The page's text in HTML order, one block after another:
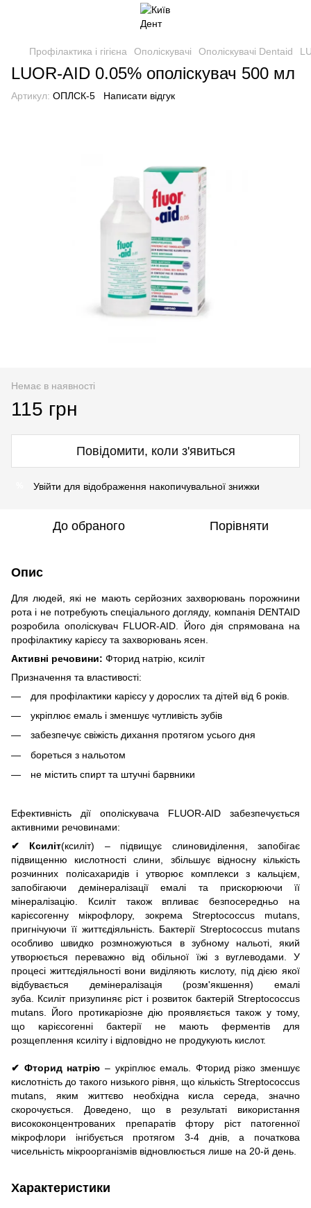
Профілактика і гігієна Ополіскувачі Ополіскувачі Dentaid
LUOR-AID 0.05% ополіскувач 500 мл
Артикул: ОПЛСК-5 Написати відгук
Немає в наявності
115 грн
Повідомити, коли з'явиться
Увійти для відображення накопичувальної знижки
До обраного Порівняти
Опис
Для людей, які не мають серйозних захворювань порожнини
рота і не потребують спеціального догляду, компанія DENTAID
розробила ополіскувач FLUOR-AID. Його дія спрямована на
профілактику карієсу та захворювань ясен.
Активні речовини: Фторид натрію, ксиліт
Призначення та властивості:
для профілактики карієсу у дорослих та дітей від 6 років.
укріплює емаль і зменшує чутливість зубів
забезпечує свіжість дихання протягом усього дня
бореться з нальотом
не містить спирт та штучні барвники
Ефективність дії ополіскувача FLUOR-AID забезпечується
активними речовинами:
✔ Ксиліт(ксиліт) – підвищує слиновиділення, запобігає
підвищенню кислотності слини, збільшує відносну кількість
розчинних полісахаридів і утворює комплекси з кальцієм,
запобігаючи демінералізації емалі та прискорюючи її
мінералізацію. Ксиліт також впливає безпосередньо на
карієсогенну мікрофлору, зокрема Streptococcus mutans,
пригнічуючи її життєдіяльність. Бактерії Streptococcus mutans
особливо швидко розмножуються в зубному нальоті, який
утворюється переважно від обільної їжі з вуглеводами. У
процесі життєдіяльності вони виділяють кислоту, під дією якої
відбувається демінералізація (розм'якшення) емалі
зуба. Ксиліт призупиняє ріст і розвиток бактерій Streptococcus
mutans. Його протикаріозне дію проявляється також у тому,
що карієсогенні бактерії не мають ферментів для
розщеплення ксиліту і відповідно не продукують кислот.
✔ Фторид натрію – укріплює емаль. Фторид різко зменшує
кислотність до такого низького рівня, що кількість Streptococcus
mutans, яким життєво необхідна кисла середа, значно
скорочується. Доведено, що в результаті використання
висококонцентрованих препаратів фтору ріст патогенної
мікрофлори інгібується протягом 3-4 днів, а початкова
чисельність мікроорганізмів відновлюється лише на 20-й день.
Характеристики